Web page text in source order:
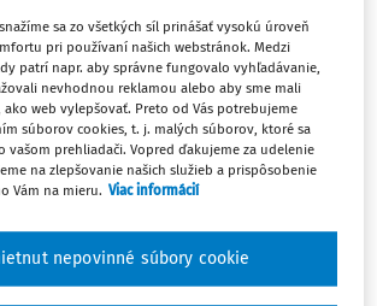
majú obce povinnosť zaviesť triedený
odpadu pre papier, plasty, kovy, sklo,
na báze lepenky a textil.
/ 2 minúty čítania
textil
sa zo všetkých síl prinášať vysokú úroveň
pri používaní našich webstránok. Medzi
patrí napr. aby správne fungovalo vyhľadávanie,
nevhodnou reklamou alebo aby sme mali
web vylepšovať. Preto od Vás potrebujeme
súborov cookies, t. j. malých súborov, ktoré sa
vašom prehliadači. Vopred ďakujeme za udelenie
na zlepšovanie našich služieb a prispôsobenie
Vám na mieru. Viac informácií
nepovinné súbory cookie